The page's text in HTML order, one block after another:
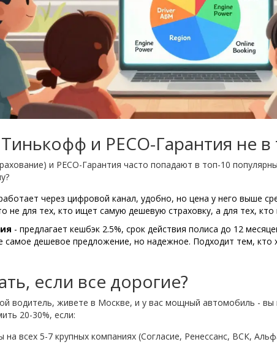
и РЕСО-Гарантия не в
и РЕСО-Гарантия часто попадают в топ-10
через цифровой канал, удобно, но цена у него выше
не для тех, кто ищет самую дешевую страховку, а для тех, кто
- предлагает кешбэк 2.5%, срок действия полиса до 12
самое дешевое предложение, но надежное. Подходит тем, кто
если все дорогие?
водитель, живете в Москве, и у вас мощный автомобиль -
20-30%, если:
на всех 5-7 крупных компаниях (Согласие, Ренессанс, ВСК,